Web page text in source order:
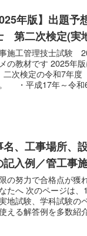
年版】出題
第二次検定(実
施工管理技士試験
の教材です 2025年
次検定の令和7年度
・平成17年～令
ればいいのです 令和
名、工事場所、
記入例／管工事
の努力で合格点が獲
たへ 次のページは
地試験、学科試験の
える解答例を多数紹